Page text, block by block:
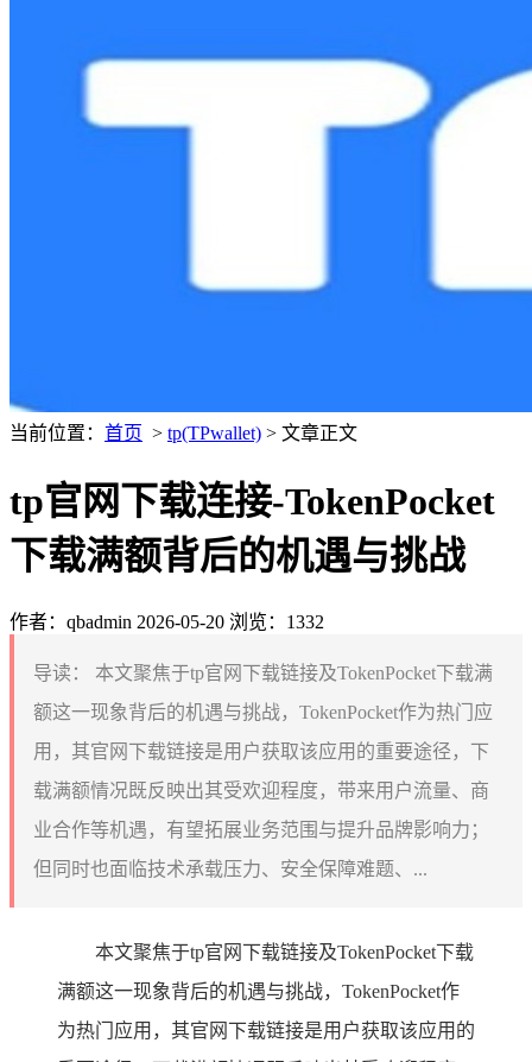
当前位置： 首页 > tp(TPwallet) > 文章正文
tp官网下载连接-TokenPocket
下载满额背后的机遇与挑战
作者：qbadmin 2026-05-20 浏览：1332
导读：
本文聚焦于tp官网下载链接及TokenPocket下载满
额这一现象背后的机遇与挑战，TokenPocket作为热门应
用，其官网下载链接是用户获取该应用的重要途径，下
载满额情况既反映出其受欢迎程度，带来用户流量、商
业合作等机遇，有望拓展业务范围与提升品牌影响力；
但同时也面临技术承载压力、安全保障难题、...
本文聚焦于tp官网下载链接及TokenPocket下载
满额这一现象背后的机遇与挑战，TokenPocket作
为热门应用，其官网下载链接是用户获取该应用的